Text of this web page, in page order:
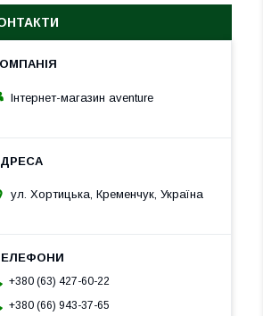
Інтернет-магазин aventure
ул. Хортицька, Кременчук, Україна
+380 (63) 427-60-22
+380 (66) 943-37-65